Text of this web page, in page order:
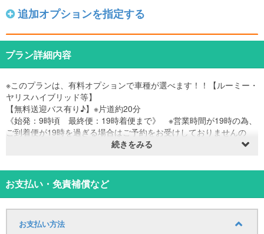
追加オプションを指定する
プラン詳細内容
※このプランは、有料オプションで車種が選べます！！【ルーミー・
ヤリスハイブリッド等】
【無料送迎バス有り♪】※片道約20分
《始発：9時頃 最終便：19時着便まで》 ※営業時間が19時の為、
ご到着便が19時を過ぎる場合はご予約をお受けしておりませんの
ち下さい。
※１階・1番出口から出て横断歩道を渡った先、すぐ右に『スイート
受けしておりませんので、ご了承くださいませ。
続きをみる
お支払い・免責補償など
お支払い方法